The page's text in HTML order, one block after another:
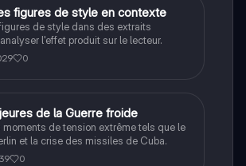
cherchant à approfondir leur
des enjeux éthiques et existentiels.
figures de style en contexte
de style dans des extraits
l'effet produit sur le lecteur.
0
de la Guerre froide
de tension extrême tels que le
et la crise des missiles de Cuba.
0